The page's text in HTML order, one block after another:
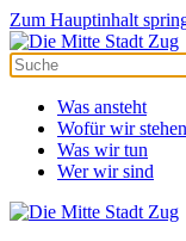
Zum Hauptinhalt
Was ansteht
Wofür wir stehen
Was wir tun
Wer wir sind